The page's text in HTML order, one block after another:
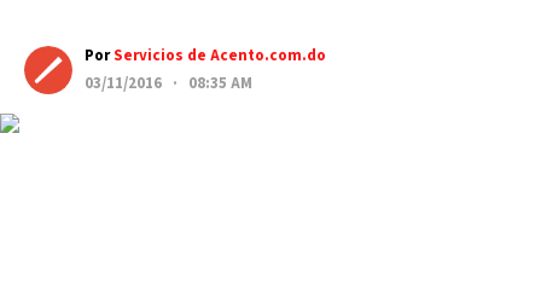
PorServicios de Acento.com.do
03/11/2016 · 08:35 AM